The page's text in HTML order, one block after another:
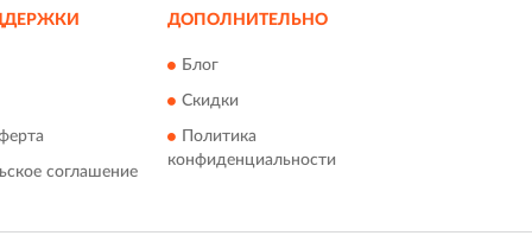
соглашение
ДОПОЛНИТЕЛЬНО
Блог
Скидки
Политика
конфиденциальности